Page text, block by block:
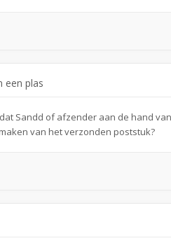
een plas
Sandd of afzender aan de hand
van het verzonden poststuk?